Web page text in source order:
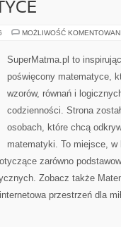
MOŻLIWOŚĆ
SuperMatma.pl to
poświęcony matematyce,
wzorów, równań i
codzienności. Strona
osobach, które chcą
matematyki. To miejsce,
zarówno
Zobacz także
przestrzeń dla